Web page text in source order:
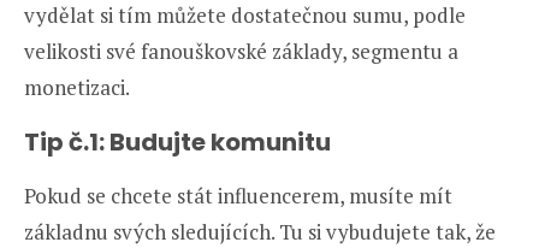
vydělat si tím můžete dostatečnou sumu, podle
velikosti své fanouškovské základy, segmentu a
monetizaci.
Tip č.1: Budujte komunitu
Pokud se chcete stát influencerem, musíte mít
základnu svých sledujících. Tu si vybudujete tak, že